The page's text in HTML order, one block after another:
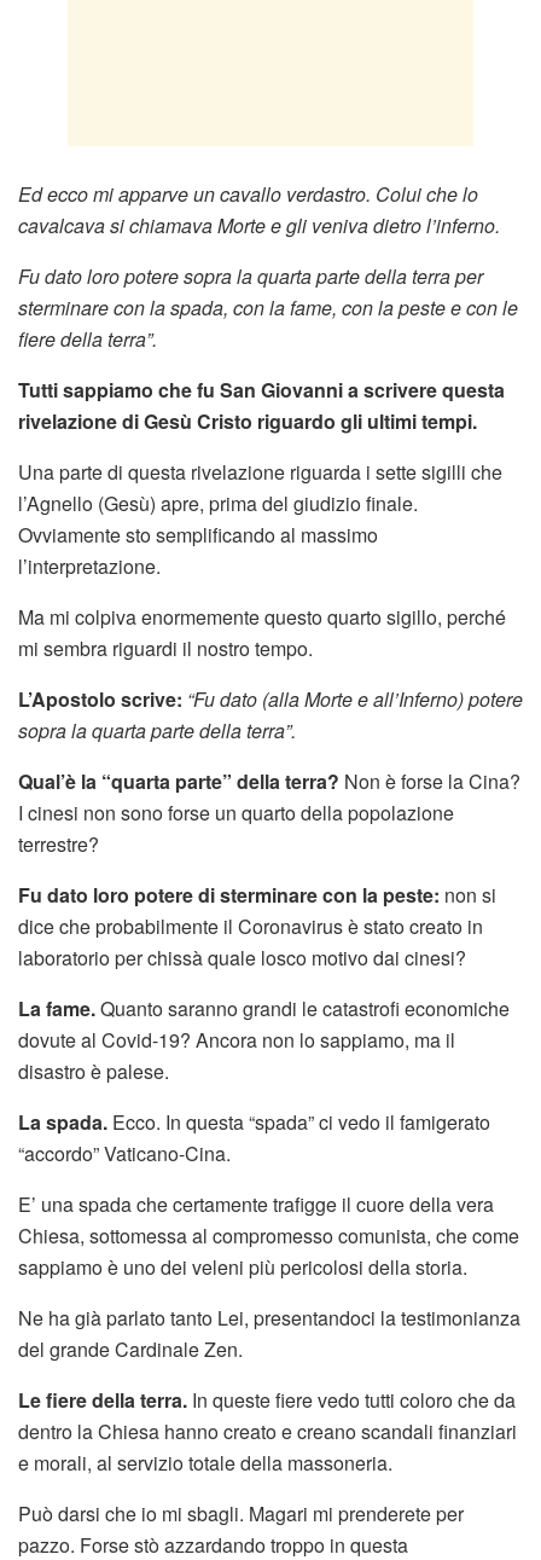
Ed ecco mi apparve un cavallo verdastro. Colui che lo
cavalcava si chiamava Morte e gli veniva dietro l’inferno.
Fu dato loro potere sopra la quarta parte della terra per
sterminare con la spada, con la fame, con la peste e con le
fiere della terra”.
Tutti sappiamo che fu San Giovanni a scrivere questa
rivelazione di Gesù Cristo riguardo gli ultimi tempi.
Una parte di questa rivelazione riguarda i sette sigilli che
l’Agnello (Gesù) apre, prima del giudizio finale.
Ovviamente sto semplificando al massimo
l’interpretazione.
Ma mi colpiva enormemente questo quarto sigillo, perché
mi sembra riguardi il nostro tempo.
L’Apostolo scrive: “Fu dato (alla Morte e all’Inferno) potere
sopra la quarta parte della terra”.
Qual’è la “quarta parte” della terra? Non è forse la Cina?
I cinesi non sono forse un quarto della popolazione
terrestre?
Fu dato loro potere di sterminare con la peste: non si
dice che probabilmente il Coronavirus è stato creato in
laboratorio per chissà quale losco motivo dai cinesi?
La fame.Quanto saranno grandi le catastrofi economiche
dovute al Covid-19? Ancora non lo sappiamo, ma il
disastro è palese.
La spada. Ecco. In questa “spada” ci vedo il famigerato
“accordo” Vaticano-Cina.
E’ una spada che certamente trafigge il cuore della vera
Chiesa, sottomessa al compromesso comunista, che come
sappiamo è uno dei veleni più pericolosi della storia.
Ne ha già parlato tanto Lei, presentandoci la testimonianza
del grande Cardinale Zen.
Le fiere della terra. In queste fiere vedo tutti coloro che da
dentro la Chiesa hanno creato e creano scandali finanziari
e morali, al servizio totale della massoneria.
Può darsi che io mi sbagli. Magari mi prenderete per
pazzo. Forse stò azzardando troppo in questa